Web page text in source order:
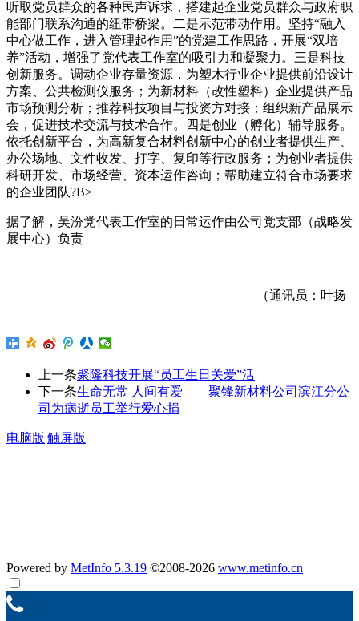
听取党员群众的各种民声诉求，搭建起企业党员群众与政府职
能部门联系沟通的纽带桥梁。二是示范带动作用。坚持“融入
中心做工作，进入管理起作用”的党建工作思路，开展“双培
养”活动，增强了党代表工作室的吸引力和凝聚力。三是科技
创新服务。调动企业存量资源，为塑木行业企业提供前沿设计
方案、公共检测仪服务；为新材料（改性塑料）企业提供产品
市场预测分析；推荐科技项目与投资方对接；组织新产品展示
会，促进技术交流与技术合作。四是创业（孵化）辅导服务。
依托创新平台，为高新复合材料创新中心的创业者提供生产、
办公场地、文件收发、打字、复印等行政服务；为创业者提供
科研开发、市场经营、资本运作咨询；帮助建立符合市场要求
的企业团队?B>
据了解，吴汾党代表工作室的日常运作由公司党支部（战略发
展中心）负责
（通讯员：叶扬
上一条聚隆科技开展“员工生日关爱”活
下一条生命无常 人间有爱——聚锋新材料公司滨江分公
司为病逝员工举行爱心捐
电脑版|触屏版
Powered by MetInfo 5.3.19 ©2008-2026 www.metinfo.cn